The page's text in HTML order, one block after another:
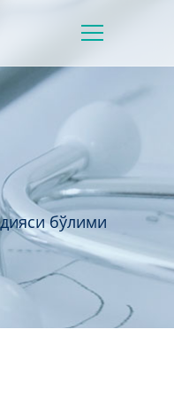
бўлими